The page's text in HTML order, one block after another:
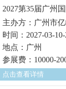
2027第35届广州
主办方：广州市
时间：2027-03-
地点：广州
参展费：10000-
点击查看详情